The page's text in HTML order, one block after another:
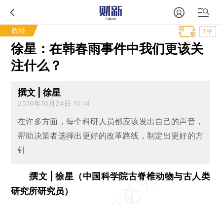
政经 T中
徐星：在韩春雨事件中我们更该关
注什么？
撰文 | 徐星
2016年10月24日 10:14
在许多方面，每个科研人员都应该发出自己的声音，
帮助决策者选择出更好的改革路线，制定出更好的方
针
撰文 | 徐星（中国科学院古脊椎动物与古人类
研究所研究员）